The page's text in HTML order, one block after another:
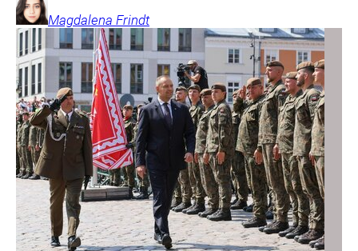
Magdalena Frindt